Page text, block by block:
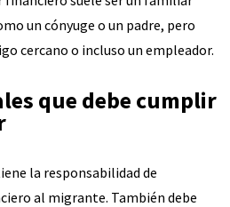
un cónyuge o un padre, pero
cercano o incluso un empleador.
que debe cumplir
la responsabilidad de
al migrante. También debe